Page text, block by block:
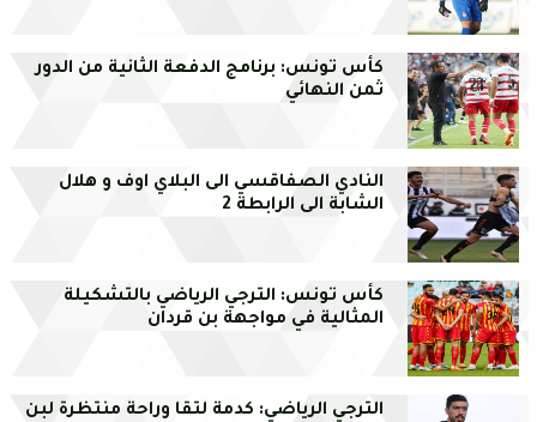
كأس تونس: برنامج الدفعة الثانية من الدور
ثمن النهائي
النادي الصفاقسي الى البلاي اوف و هلال
الشابة الى الرابطة 2
كأس تونس: الترجي الرياضي بالتشكيلة
المثالية في مواجهة بن قردان
الترجي الرياضي: كدمة لتقا وراحة منتظرة لبن